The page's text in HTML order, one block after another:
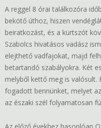
A reggel 8 órai találkozóra
bekötő úthoz, hiszen
beiratkozást, és a kürtszót
Szabolcs hivatásos vadász
elejthető vadfajokat, majd
betartandó szabályokra. Két
melyből kettő meg is valósult.
fogadott bennünket, melyet
az északi szél folyamatosan